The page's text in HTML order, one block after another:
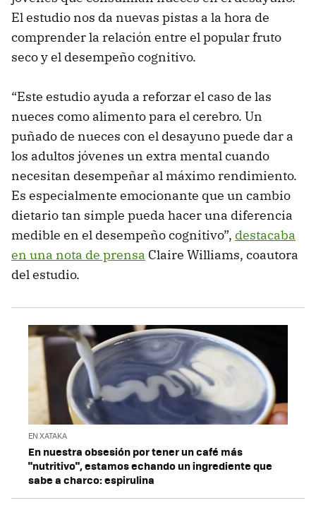
El estudio nos da nuevas pistas a la hora de
comprender la relación entre el popular fruto
seco y el desempeño cognitivo.
“Este estudio ayuda a reforzar el caso de las
nueces como alimento para el cerebro. Un
puñado de nueces con el desayuno puede dar a
los adultos jóvenes un extra mental cuando
necesitan desempeñar al máximo rendimiento.
Es especialmente emocionante que un cambio
dietario tan simple pueda hacer una diferencia
medible en el desempeño cognitivo”, destacaba
en una nota de prensa Claire Williams, coautora
del estudio.
EN XATAKA
En nuestra obsesión por tener un café más
"nutritivo", estamos echando un ingrediente que
sabe a charco: espirulina